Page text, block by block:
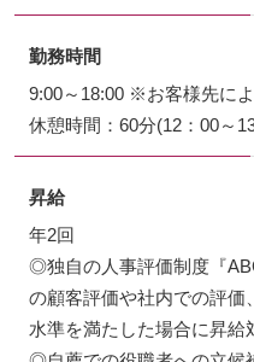
勤務時間
9:00～18:00 ※お客様先に
休憩時間：60分(12：00～
昇給
年2回
◎独自の人事評価制度『
の顧客評価や社内での評価
水準を満たした場合に昇給